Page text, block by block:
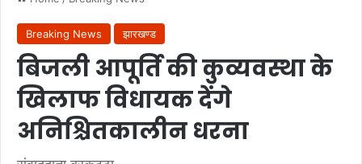
Breaking News झारखण्ड
बिजली आपूर्ति की कुव्यवस्था के
खिलाफ विधायक देंगे
अनिश्चितकालीन धरना